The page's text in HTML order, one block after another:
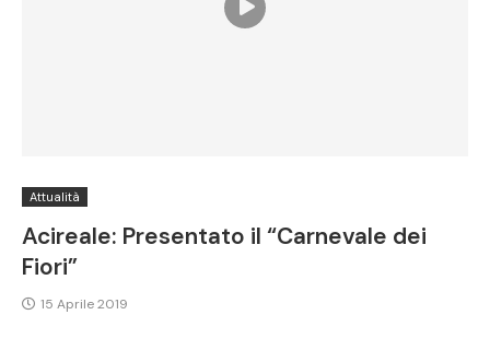
Attualità
Acireale: Presentato il “Carnevale dei
Fiori”
15 Aprile 2019